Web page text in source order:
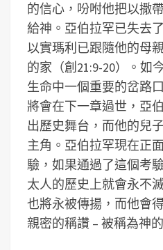
的信心，吩咐他把以撒
給神。亞伯拉罕已失去
以實瑪利已跟隨他的母
的家（創21:9-20）。如
生命中一個重要的岔路
將會在下一章過世，亞
出歷史舞台，而他的兒
主角。亞伯拉罕現在正
驗，如果通過了這個考
太人的歷史上就會永不
也將永被傳揚，而他會
親密的稱讚 – 被稱為神